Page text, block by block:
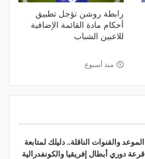
رابطة روشن تؤجل تطبيق
أحكام مادة القائمة الإضافية
للاعبين الشباب
منذ أسبوع
الموعد والقنوات الناقلة.. دليلك لمتابعة
قرعة دوري أبطال إفريقيا والكونفدرالية